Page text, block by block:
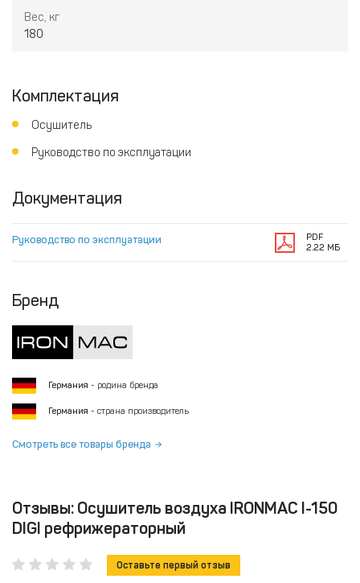
Вес, кг
180
Комплектация
Осушитель
Руководство по эксплуатации
Документация
Руководство по эксплуатации
PDF
2.22 МБ
Бренд
Германия - родина бренда
Германия - страна производитель
Смотреть все товары бренда
Отзывы: Осушитель воздуха IRONMAC I-150
DIGI рефрижераторный
Оставьте первый отзыв